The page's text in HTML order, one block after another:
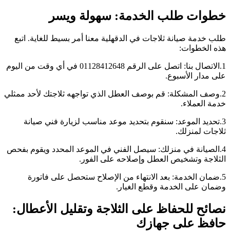
خطوات طلب الخدمة: سهولة ويسر
طلب خدمة صيانة ثلاجات في الدقهلية معنا أمر بسيط للغاية. اتبع
هذه الخطوات:
1.الاتصال بنا: اتصل على الرقم 01128412648 في أي وقت من اليوم
على مدار الأسبوع.
2.وصف المشكلة: قم بوصف العطل الذي تواجهه ثلاجتك لأحد ممثلي
خدمة العملاء.
3.تحديد الموعد: سنقوم بتحديد موعد مناسب لزيارة فني صيانة
ثلاجات لمنزلك.
4.الصيانة في منزلك: سيصل الفني في الموعد المحدد ويقوم بفحص
الثلاجة وتشخيص العطل وإصلاحه على الفور.
5.ضمان الخدمة: بعد الانتهاء من الإصلاح ستحصل على فاتورة
وضمان على الخدمة وقطع الغيار.
نصائح للحفاظ على الثلاجة وتقليل الأعطال:
حافظ على جهازك